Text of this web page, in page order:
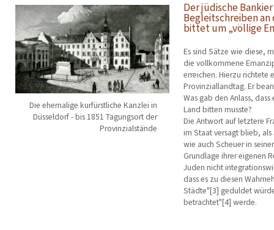
Die ehemalige kurfürstliche Kanzlei in
Düsseldorf - bis 1851 Tagungsort der
Provinzialstände
Der jüdische
Begleitschreiben
bittet um „völlige
Es sind Sätze wie diese,
die vollkommene
erreichen. Hierzu richtete
Provinziallandtag. Er
Was gab den Anlass,
Land bitten musste?
Die Antwort auf letztere
im Staat versagt blieb,
wie auch Scheuer in
Grundlage ihrer eigenen
Juden nicht
dass es zu diesen
Städte"[3] geduldet
betrachtet"[4] werde.